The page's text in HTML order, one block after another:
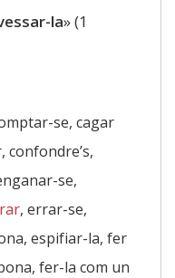
la» (1
se, cagar
confondre’s,
se,
, errar-se,
espifiar-la, fer
fer-la com un